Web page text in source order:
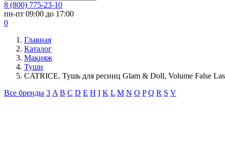
8 (800) 775-23-10
пн-пт 09:00 до 17:00
0
Главная
Каталог
Макияж
Туши
CATRICE. Тушь для ресниц Glam & Doll, Volume False
Все бренды 3 A B C D E H I K L M N O P Q R S V